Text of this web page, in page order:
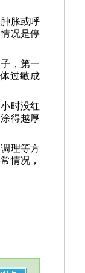
胀或呼
况是停
，第一
过敏成
时没红
得越厚
理等方
情况，